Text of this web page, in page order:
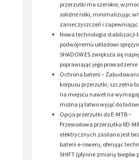
przerzutki ma szerokie,
solidne rolki, minimalizując
zanieczyszczeń i zapewniając
Nowa technologia stabilizacji
podwójnemu układowi
SHADOW ES zwiększa się
poprawiając jego prowadzenie
Ochrona baterii –
korpusu przerzutki, szczelna
na miejscu nawet na
można ją łatwo wyjąć do
Opcja przerzutki do E-MTB –
Przewodowa przerzutka RD-
elektrycznych zasilana jest
baterii e-roweru, oferując
SHIFT (płynne zmiany biegów